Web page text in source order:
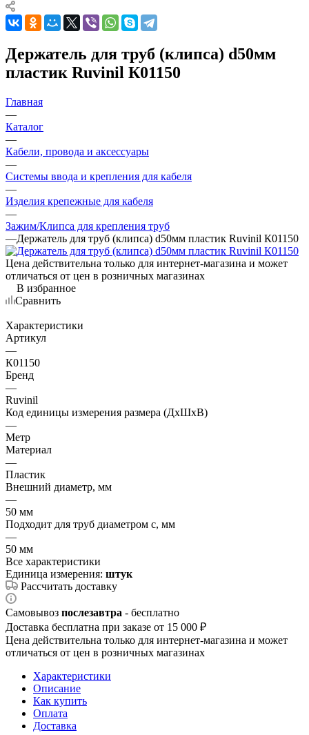
Держатель для труб (клипса) d50мм
пластик Ruvinil К01150
Главная
—
Каталог
—
Кабели, провода и аксессуары
—
Системы ввода и крепления для кабеля
—
Изделия крепежные для кабеля
—
Зажим/Клипса для крепления труб
—Держатель для труб (клипса) d50мм пластик Ruvinil К01150
Цена действительна только для интернет-магазина и может
отличаться от цен в розничных магазинах
В избранное
Сравнить
Характеристики
Артикул
—
К01150
Бренд
—
Ruvinil
Код единицы измерения размера (ДхШхВ)
—
Метр
Материал
—
Пластик
Внешний диаметр, мм
—
50 мм
Подходит для труб диаметром с, мм
—
50 мм
Все характеристики
Единица измерения: штук
Рассчитать доставку
Самовывоз послезавтра - бесплатно
Доставка бесплатна при заказе от 15 000 ₽
Цена действительна только для интернет-магазина и может
отличаться от цен в розничных магазинах
Характеристики
Описание
Как купить
Оплата
Доставка